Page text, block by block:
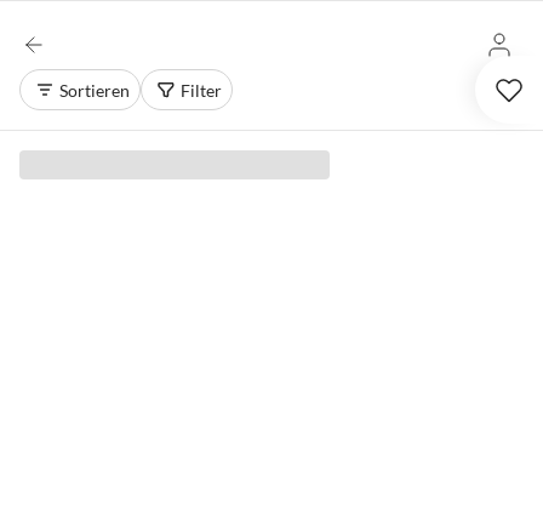
Sortieren Filter